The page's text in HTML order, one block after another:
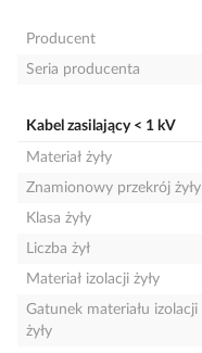
Producent
Seria producenta
Kabel zasilający < 1 kV
Materiał żyły
Znamionowy przekrój żyły
Klasa żyły
Liczba żył
Materiał izolacji żyły
Gatunek materiału izolacji
żyły